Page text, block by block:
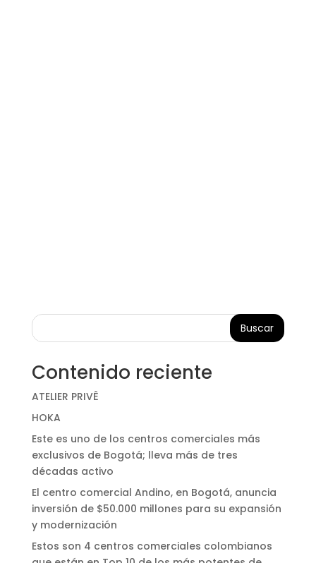
Buscar
Contenido reciente
ATELIER PRIVÊ
HOKA
Este es uno de los centros comerciales más
exclusivos de Bogotá; lleva más de tres
décadas activo
El centro comercial Andino, en Bogotá, anuncia
inversión de $50.000 millones para su expansión
y modernización
Estos son 4 centros comerciales colombianos